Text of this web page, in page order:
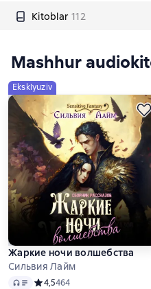
Kitoblar 112
Mashhur
Eksklyuziv
Жаркие ночи волшебства
Сильвия Лайм
Audio Средний рейтинг 4,5 на
4,5464